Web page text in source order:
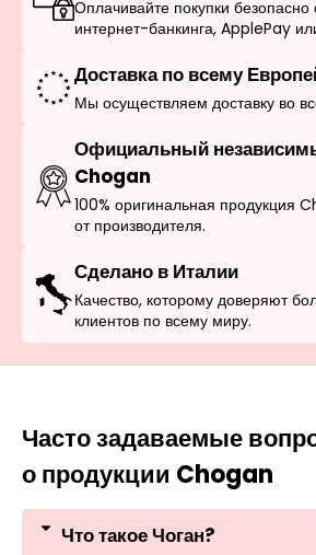
Оплачивайте покупки
интернет-банкинга, ApplePay
Доставка по всему
Мы осуществляем доставку во
Официальный
Chogan
100% оригинальная продукция
от производителя.
Сделано в Италии
Качество, которому доверяют
клиентов по всему миру.
Часто задаваемые
о продукции Chogan
Что такое Чоган?